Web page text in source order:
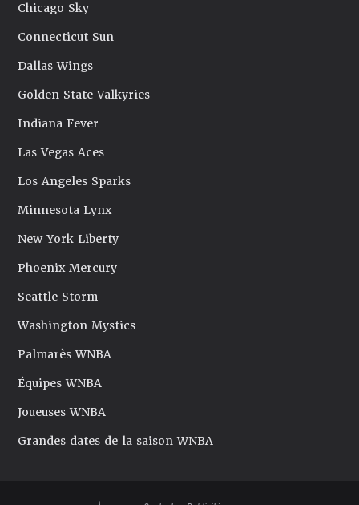
Chicago Sky
Connecticut Sun
Dallas Wings
Golden State Valkyries
Indiana Fever
Las Vegas Aces
Los Angeles Sparks
Minnesota Lynx
New York Liberty
Phoenix Mercury
Seattle Storm
Washington Mystics
Palmarès WNBA
Équipes WNBA
Joueuses WNBA
Grandes dates de la saison WNBA